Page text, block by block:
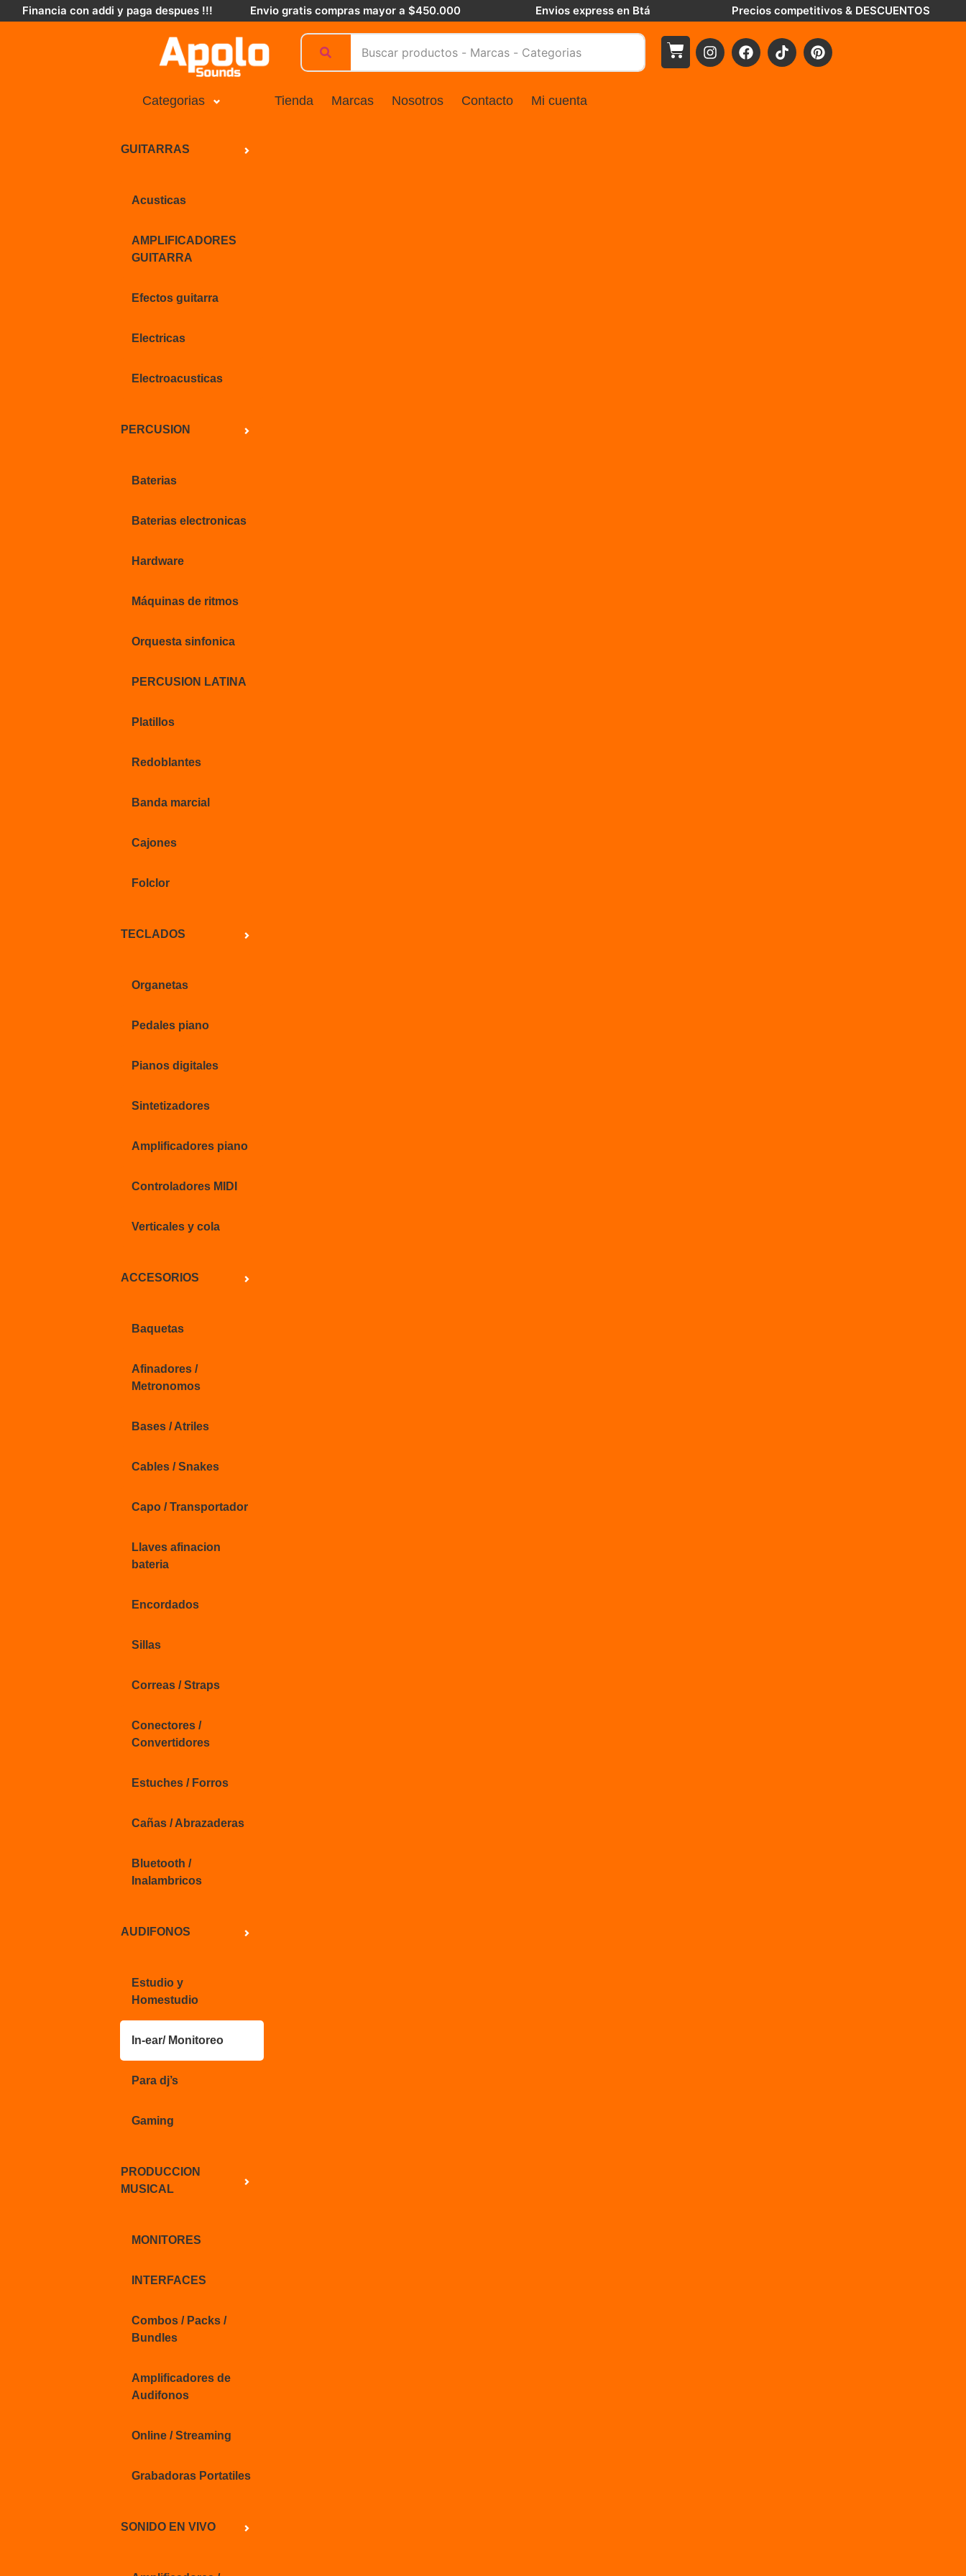
Financia con addi y paga despues !!! Envio gratis compras mayor a $450.000 Envios express en Btá Precios competitivos & DESCUENTOS
Categorias
GUITARRAS
Acusticas
AMPLIFICADORES
GUITARRA
Efectos guitarra
Electricas
Electroacusticas
PERCUSION
Baterias
Baterias electronicas
Hardware
Máquinas de ritmos
Orquesta sinfonica
PERCUSION LATINA
Platillos
Redoblantes
Banda marcial
Cajones
Folclor
TECLADOS
Organetas
Pedales piano
Pianos digitales
Sintetizadores
Amplificadores piano
Controladores MIDI
Verticales y cola
ACCESORIOS
Baquetas
Afinadores /
Metronomos
Bases / Atriles
Cables / Snakes
Capo / Transportador
Llaves afinacion
bateria
Encordados
Sillas
Correas / Straps
Conectores /
Convertidores
Estuches / Forros
Cañas / Abrazaderas
Bluetooth /
Inalambricos
AUDIFONOS
Estudio y
Homestudio
In-ear/ Monitoreo
Para dj’s
Gaming
PRODUCCION
MUSICAL
MONITORES
INTERFACES
Combos / Packs /
Bundles
Amplificadores de
Audifonos
Online / Streaming
Grabadoras Portatiles
SONIDO EN VIVO
Tienda Marcas Nosotros Contacto Mi cuenta